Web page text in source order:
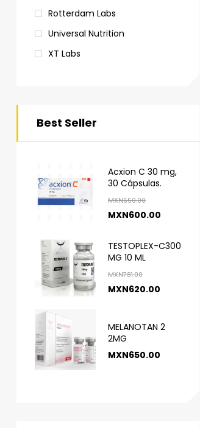
Rotterdam Labs
Universal Nutrition
XT Labs
Best Seller
Acxion C 30 mg,
30 Cápsulas.
MXN650.00
MXN600.00
TESTOPLEX-C300
MG 10 ML
MXN781.00
MXN620.00
MELANOTAN 2
2MG
MXN650.00